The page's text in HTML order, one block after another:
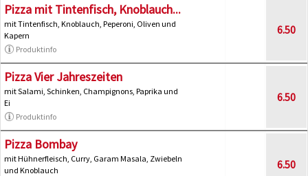
Pizza mit Tintenfisch, Knoblauch...
mit Tintenfisch, Knoblauch, Peperoni, Oliven und
Kapern
Produktinfo
6.50
Pizza Vier Jahreszeiten
mit Salami, Schinken, Champignons, Paprika und
Ei
Produktinfo
6.50
Pizza Bombay
mit Hühnerfleisch, Curry, Garam Masala, Zwiebeln
und Knoblauch
6.50